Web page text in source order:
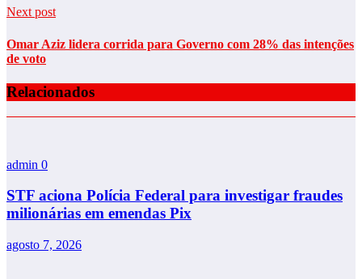
Next post
Omar Aziz lidera corrida para Governo com 28% das intenções
de voto
Relacionados
admin 0
STF aciona Polícia Federal para investigar fraudes
milionárias em emendas Pix
agosto 7, 2026